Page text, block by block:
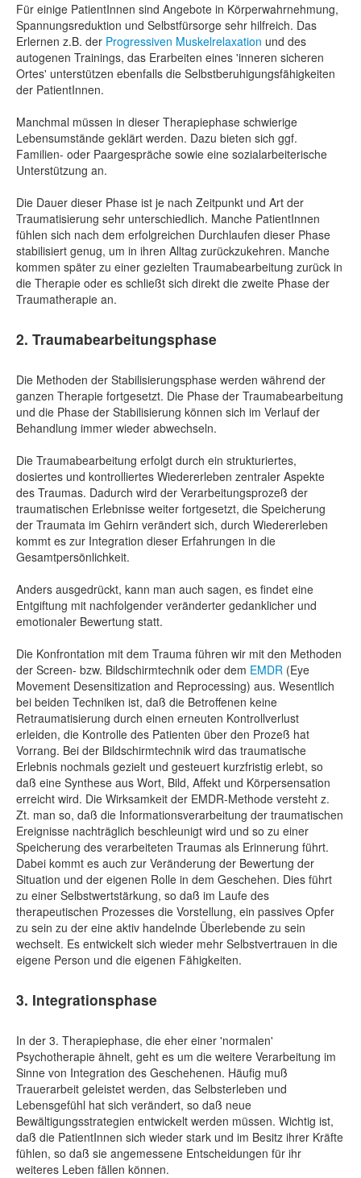
Für einige PatientInnen sind Angebote in Körperwahrnehmung,
Spannungsreduktion und Selbstfürsorge sehr hilfreich. Das
Erlernen z.B. der Progressiven Muskelrelaxation und des
autogenen Trainings, das Erarbeiten eines 'inneren sicheren
Ortes' unterstützen ebenfalls die Selbstberuhigungsfähigkeiten
der PatientInnen.
Manchmal müssen in dieser Therapiephase schwierige
Lebensumstände geklärt werden. Dazu bieten sich ggf.
Familien- oder Paargespräche sowie eine sozialarbeiterische
Unterstützung an.
Die Dauer dieser Phase ist je nach Zeitpunkt und Art der
Traumatisierung sehr unterschiedlich. Manche PatientInnen
fühlen sich nach dem erfolgreichen Durchlaufen dieser Phase
stabilisiert genug, um in ihren Alltag zurückzukehren. Manche
kommen später zu einer gezielten Traumabearbeitung zurück in
die Therapie oder es schließt sich direkt die zweite Phase der
Traumatherapie an.
2. Traumabearbeitungsphase
Die Methoden der Stabilisierungsphase werden während der
ganzen Therapie fortgesetzt. Die Phase der Traumabearbeitung
und die Phase der Stabilisierung können sich im Verlauf der
Behandlung immer wieder abwechseln.
Die Traumabearbeitung erfolgt durch ein strukturiertes,
dosiertes und kontrolliertes Wiedererleben zentraler Aspekte
des Traumas. Dadurch wird der Verarbeitungsprozeß der
traumatischen Erlebnisse weiter fortgesetzt, die Speicherung
der Traumata im Gehirn verändert sich, durch Wiedererleben
kommt es zur Integration dieser Erfahrungen in die
Gesamtpersönlichkeit.
Anders ausgedrückt, kann man auch sagen, es findet eine
Entgiftung mit nachfolgender veränderter gedanklicher und
emotionaler Bewertung statt.
Die Konfrontation mit dem Trauma führen wir mit den Methoden
der Screen- bzw. Bildschirmtechnik oder dem EMDR (Eye
Movement Desensitization and Reprocessing) aus. Wesentlich
bei beiden Techniken ist, daß die Betroffenen keine
Retraumatisierung durch einen erneuten Kontrollverlust
erleiden, die Kontrolle des Patienten über den Prozeß hat
Vorrang. Bei der Bildschirmtechnik wird das traumatische
Erlebnis nochmals gezielt und gesteuert kurzfristig erlebt, so
daß eine Synthese aus Wort, Bild, Affekt und Körpersensation
erreicht wird. Die Wirksamkeit der EMDR-Methode versteht z.
Zt. man so, daß die Informationsverarbeitung der traumatischen
Ereignisse nachträglich beschleunigt wird und so zu einer
Speicherung des verarbeiteten Traumas als Erinnerung führt.
Dabei kommt es auch zur Veränderung der Bewertung der
Situation und der eigenen Rolle in dem Geschehen. Dies führt
zu einer Selbstwertstärkung, so daß im Laufe des
therapeutischen Prozesses die Vorstellung, ein passives Opfer
zu sein zu der eine aktiv handelnde Überlebende zu sein
wechselt. Es entwickelt sich wieder mehr Selbstvertrauen in die
eigene Person und die eigenen Fähigkeiten.
3. Integrationsphase
In der 3. Therapiephase, die eher einer 'normalen'
Psychotherapie ähnelt, geht es um die weitere Verarbeitung im
Sinne von Integration des Geschehenen. Häufig muß
Trauerarbeit geleistet werden, das Selbsterleben und
Lebensgefühl hat sich verändert, so daß neue
Bewältigungsstrategien entwickelt werden müssen. Wichtig ist,
daß die PatientInnen sich wieder stark und im Besitz ihrer Kräfte
fühlen, so daß sie angemessene Entscheidungen für ihr
weiteres Leben fällen können.